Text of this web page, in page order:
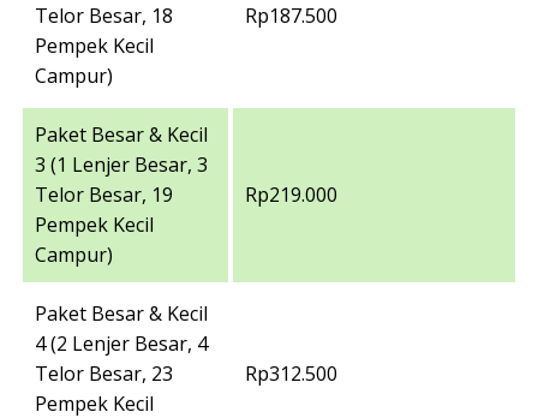
Telor Besar, 18
Pempek Kecil
Campur)
Rp187.500
Paket Besar & Kecil
3 (1 Lenjer Besar, 3
Telor Besar, 19
Pempek Kecil
Campur)
Rp219.000
Paket Besar & Kecil
4 (2 Lenjer Besar, 4
Telor Besar, 23
Pempek Kecil
Rp312.500